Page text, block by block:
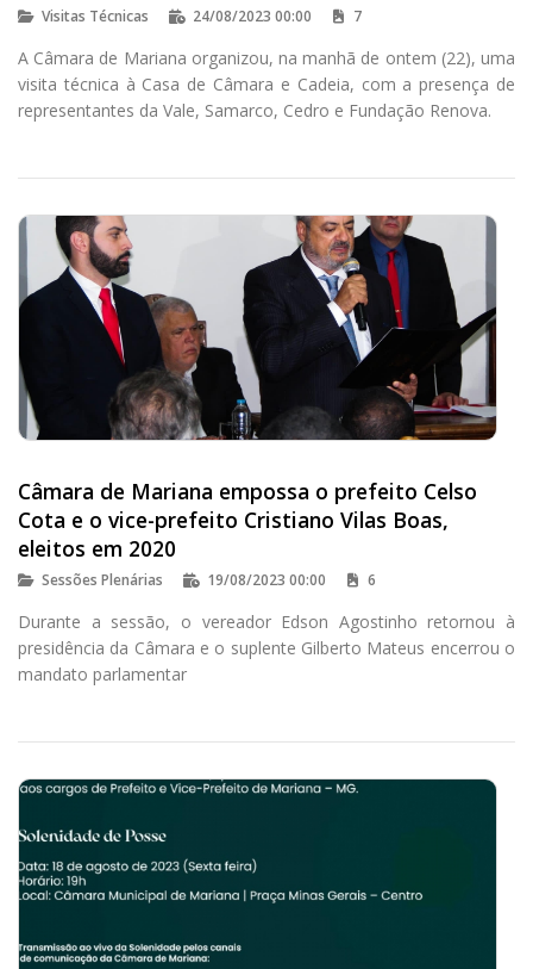
Visitas Técnicas 24/08/2023 00:00 7
A Câmara de Mariana organizou, na manhã de ontem (22), uma
visita técnica à Casa de Câmara e Cadeia, com a presença de
representantes da Vale, Samarco, Cedro e Fundação Renova.
Câmara de Mariana empossa o prefeito Celso
Cota e o vice-prefeito Cristiano Vilas Boas,
eleitos em 2020
Sessões Plenárias 19/08/2023 00:00 6
Durante a sessão, o vereador Edson Agostinho retornou à
presidência da Câmara e o suplente Gilberto Mateus encerrou o
mandato parlamentar